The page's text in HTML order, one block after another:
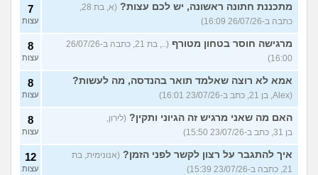
מתכננת חתונה ראשונה, יש לכם עצות?
כתבה ב-26/07/26 16:09)
7
עצות
מרגישה חוסר בטחון מטורף
(.., בת 21, כתבה ב-26/07/26
16:00)
8
עצות
אמא לא רוצה שאלמד תואר בהנדסה, מה לעשות?
(Alex, בן 21, כתב ב-23/07/26 16:01)
8
עצות
האם מה שאני מרגיש זה הגיוני ותקין? (לירון,
בן 31, כתב ב-23/07/26 15:50)
8
עצות
איך להתגבר על רצון לקשר לפני הזמן? (אנונימית, בת
21, כתבה ב-23/07/26 15:39)
12
עצות